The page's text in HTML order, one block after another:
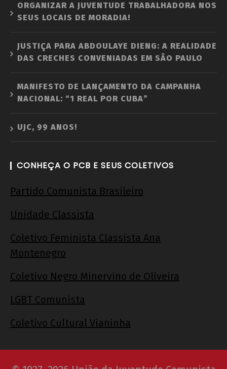
ORGANIZAR A JUVENTUDE TRABALHADORA NOS
SEUS LOCAIS DE MORADIA!
JUSTIÇA PARA ABDOULAYE DIENG: A REALIDADE
DAS CRECHES CONVENIADAS EM SÃO PAULO
MANIFESTO DE LANÇAMENTO DA CAMPANHA
NACIONAL: “1 REAL POR CUBA”
UJC, 99 ANOS!
CONHEÇA O PCB E SEUS COLETIVOS
Partido Comunista Brasileiro
Unidade Classista
Coletivo Feminista Classista Ana
Montenegro
Coletivo Negro Minervino de Oliveira
LGBT Comunista
Coletivo Cultural Vianinha